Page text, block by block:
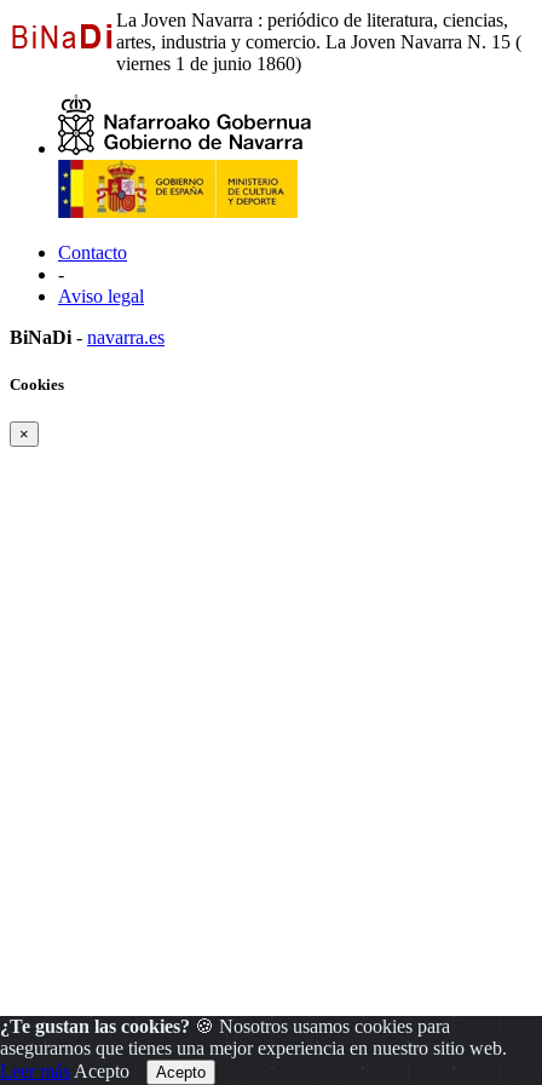
La Joven Navarra : periódico de literatura, ciencias,
artes, industria y comercio. La Joven Navarra N. 15 (
viernes 1 de junio 1860)
Contacto
-
Aviso legal
BiNaDi - navarra.es
¿Te gustan las cookies? 🍪 Nosotros usamos cookies para
asegurarnos que tienes una mejor experiencia en nuestro sitio web.
Leer más Acepto
Cookies
×